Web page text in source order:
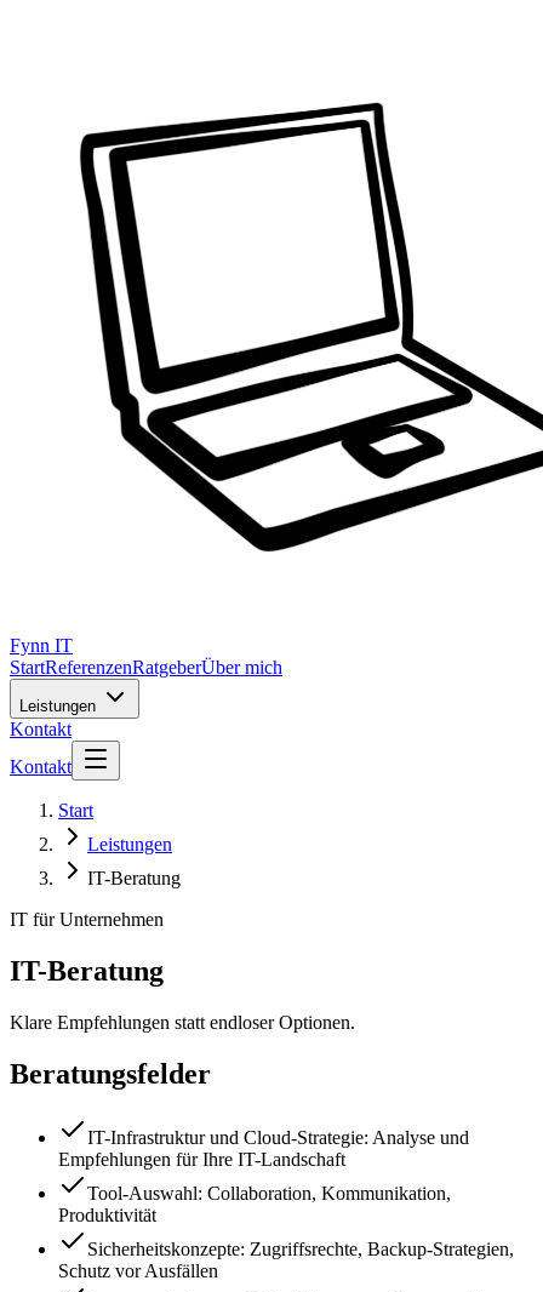
Fynn IT
StartReferenzenRatgeberÜber mich
Leistungen
Kontakt
Kontakt
Start
Leistungen
IT-Beratung
IT für Unternehmen
IT-Beratung
Klare Empfehlungen statt endloser Optionen.
Beratungsfelder
IT-Infrastruktur und Cloud-Strategie: Analyse und
Empfehlungen für Ihre IT-Landschaft
Tool-Auswahl: Collaboration, Kommunikation,
Produktivität
Sicherheitskonzepte: Zugriffsrechte, Backup-Strategien,
Schutz vor Ausfällen